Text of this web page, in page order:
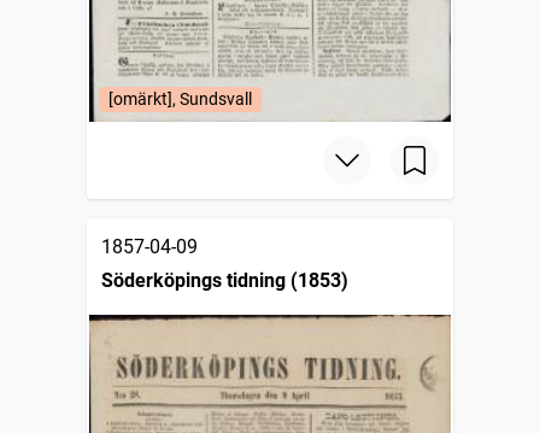
[omärkt], Sundsvall
1857-04-09
Söderköpings tidning (1853)